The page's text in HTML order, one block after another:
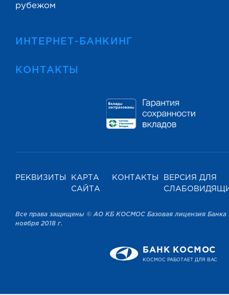
рубежом
ИНТЕРНЕТ-БАНКИНГ
КОНТАКТЫ
РЕКВИЗИТЫ
КАРТА
САЙТА
КОНТАКТЫ
ВЕРСИЯ ДЛЯ
Все права защищены © АО КБ КОСМОС Базовая лицензия Банка
ноября 2018 г.